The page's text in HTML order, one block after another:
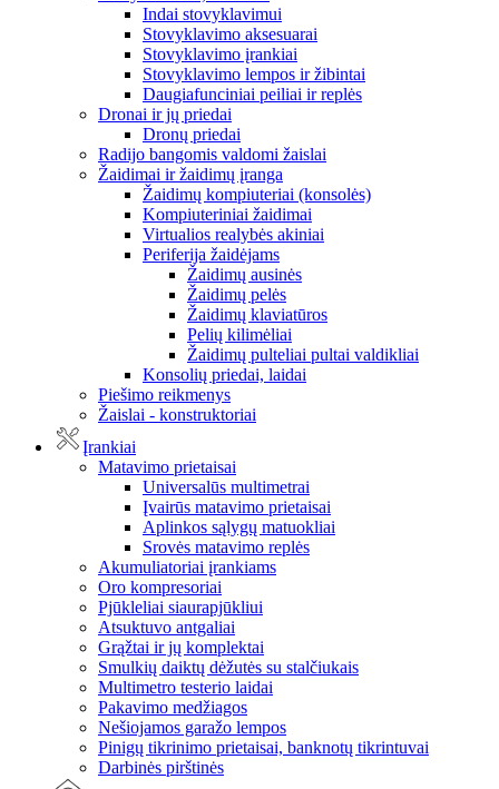
Indai stovyklavimui
Stovyklavimo aksesuarai
Stovyklavimo įrankiai
Stovyklavimo lempos ir žibintai
Daugiafunciniai peiliai ir replės
Dronai ir jų priedai
Dronų priedai
Radijo bangomis valdomi žaislai
Žaidimai ir žaidimų įranga
Žaidimų kompiuteriai (konsolės)
Kompiuteriniai žaidimai
Virtualios realybės akiniai
Periferija žaidėjams
Žaidimų ausinės
Žaidimų pelės
Žaidimų klaviatūros
Pelių kilimėliai
Žaidimų pulteliai pultai valdikliai
Konsolių priedai, laidai
Piešimo reikmenys
Žaislai - konstruktoriai
Įrankiai
Matavimo prietaisai
Universalūs multimetrai
Įvairūs matavimo prietaisai
Aplinkos sąlygų matuokliai
Srovės matavimo replės
Akumuliatoriai įrankiams
Oro kompresoriai
Pjūkleliai siaurapjūkliui
Atsuktuvo antgaliai
Grąžtai ir jų komplektai
Smulkių daiktų dėžutės su stalčiukais
Multimetro testerio laidai
Pakavimo medžiagos
Nešiojamos garažo lempos
Pinigų tikrinimo prietaisai, banknotų tikrintuvai
Darbinės pirštinės